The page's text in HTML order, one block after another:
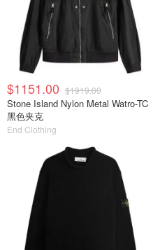
$1151.00 $1919.00
Stone Island Nylon Metal Watro-TC
黑色夹克
End Clothing